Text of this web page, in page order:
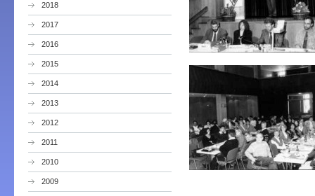
2018
2017
2016
2015
2014
2013
2012
2011
2010
2009